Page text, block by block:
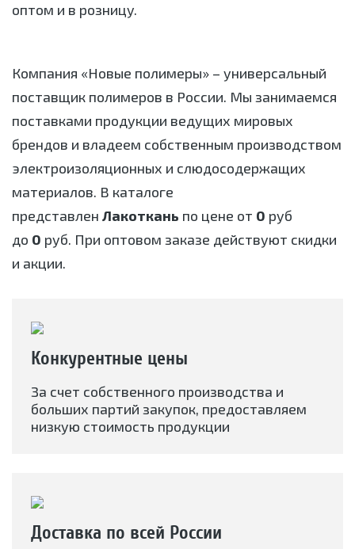
оптом и в розницу.
Компания «Новые полимеры» – универсальный
поставщик полимеров в России. Мы занимаемся
поставками продукции ведущих мировых
брендов и владеем собственным производством
электроизоляционных и слюдосодержащих
материалов. В каталоге
представлен Лакоткань по цене от 0 руб
до 0 руб. При оптовом заказе действуют скидки
и акции.
Конкурентные цены
За счет собственного производства и
больших партий закупок, предоставляем
низкую стоимость продукции
Доставка по всей России